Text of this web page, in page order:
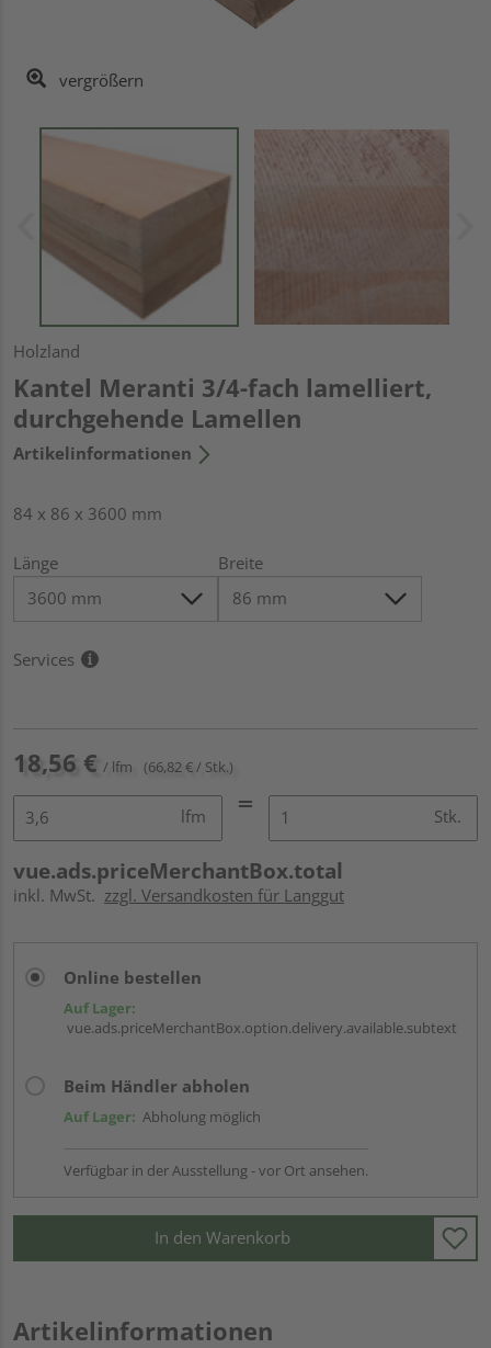
vergrößern
Holzland
Kantel Meranti 3/4-fach lamelliert,
durchgehende Lamellen
Artikelinformationen
84 x 86 x 3600 mm
Länge Breite
Services
18,56 € / lfm (66,82 € / Stk.)
lfm Stk.
vue.ads.priceMerchantBox.total
inkl. MwSt. zzgl. Versandkosten für Langgut
Online bestellen
Auf Lager:
vue.ads.priceMerchantBox.option.delivery.available.subtext
Beim Händler abholen
Auf Lager: Abholung möglich
Verfügbar in der Ausstellung - vor Ort ansehen.
In den Warenkorb
Artikelinformationen